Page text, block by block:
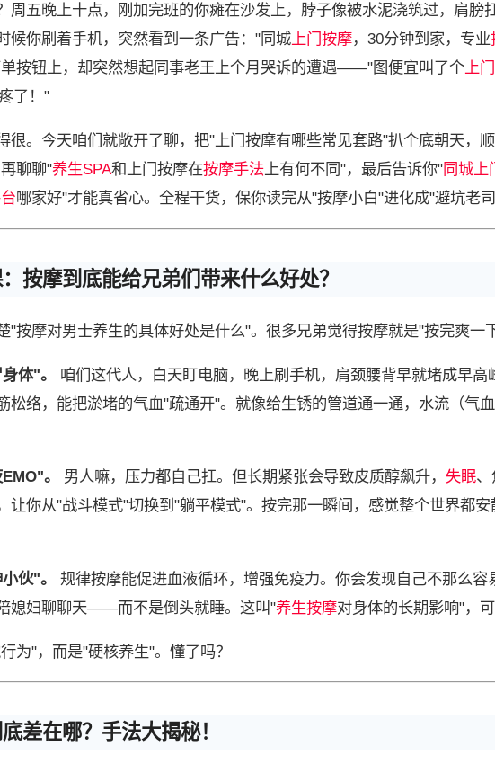
周五晚上十点，刚加完班的你瘫在沙发上，脖子像被水泥浇筑过，肩膀
候你刷着手机，突然看到一条广告："同城上门按摩，30分钟到家，专业
按钮上，却突然想起同事老王上个月哭诉的遭遇——"图便宜叫了个上
了！"
很。今天咱们就敞开了聊，把"上门按摩有哪些常见套路"扒个底朝天，
聊聊"养生SPA和上门按摩在按摩手法上有何不同"，最后告诉你"同城上
哪家好"才能真省心。全程干货，保你读完从"按摩小白"进化成"避坑老司
按摩到底能给兄弟们带来什么好处？
"按摩对男士养生的具体好处是什么"。很多兄弟觉得按摩就是"按完爽一
体"。
咱们这代人，白天盯电脑，晚上刷手机，肩颈腰背早就堵成早高
松络，能把淤堵的气血"疏通开"。就像给生锈的管道通一通，水流（气
。 男人嘛，压力都自己扛。但长期紧张会导致皮质醇飙升， 失眠
让你从"战斗模式"切换到"躺平模式"。按完那一瞬间，感觉整个世界都
伙"。
规律按摩能促进血液循环，增强免疫力。你会发现自己不那么容
媳妇聊聊天——而不是倒头就睡。这叫"养生按摩对身体的长期影响"，
为"，而是"硬核养生"。懂了吗？
差在哪？手法大揭秘！